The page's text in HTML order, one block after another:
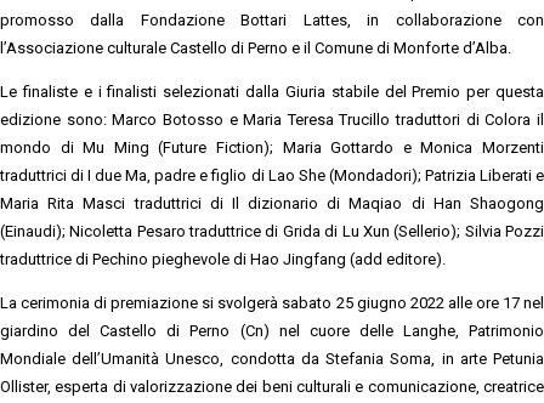
promosso dalla Fondazione Bottari Lattes, in collaborazione con
l’Associazione culturale Castello di Perno e il Comune di Monforte d’Alba.
Le finaliste e i finalisti selezionati dalla Giuria stabile del Premio per questa
edizione sono: Marco Botosso e Maria Teresa Trucillo traduttori di Colora il
mondo di Mu Ming (Future Fiction); Maria Gottardo e Monica Morzenti
traduttrici di I due Ma, padre e figlio di Lao She (Mondadori); Patrizia Liberati e
Maria Rita Masci traduttrici di Il dizionario di Maqiao di Han Shaogong
(Einaudi); Nicoletta Pesaro traduttrice di Grida di Lu Xun (Sellerio); Silvia Pozzi
traduttrice di Pechino pieghevole di Hao Jingfang (add editore).
La cerimonia di premiazione si svolgerà sabato 25 giugno 2022 alle ore 17 nel
giardino del Castello di Perno (Cn) nel cuore delle Langhe, Patrimonio
Mondiale dell’Umanità Unesco, condotta da Stefania Soma, in arte Petunia
Ollister, esperta di valorizzazione dei beni culturali e comunicazione, creatrice